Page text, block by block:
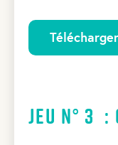
Jeu N° 3